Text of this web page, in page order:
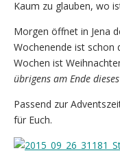
Kaum zu glauben, wo
Morgen öffnet in Jena
Wochenende ist schon
Wochen ist
übrigens am Ende
Passend zur
für Euch.